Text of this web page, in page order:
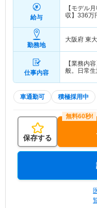
給与
【モデル月
収】 336万
勤務地
大阪府 東
仕事内容
【業務内
般。日常
車通勤可 積極採用中
保存する